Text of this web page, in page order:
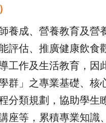
養成、營養教育及
評估、推廣健康飲
工作及生活教育，
群」之專業基礎、核
分類規劃，協助學生
座等，累積專業知識